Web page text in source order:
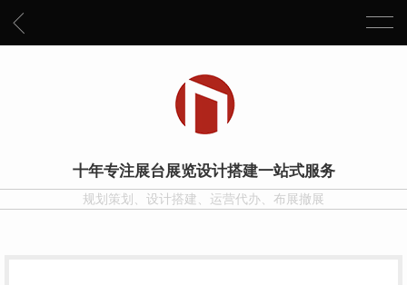
十年专注展台展览设计搭建一站式服务
规划策划、设计搭建、运营代办、布展撤展